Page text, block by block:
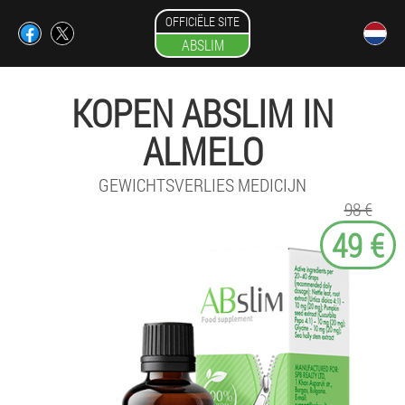
OFFICIËLE SITE
ABSLIM
KOPEN ABSLIM IN
ALMELO
GEWICHTSVERLIES MEDICIJN
98 €
49 €